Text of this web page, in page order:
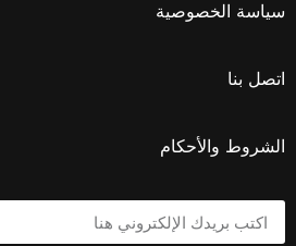
سياسة الخصوصية
اتصل بنا
الشروط والأحكام